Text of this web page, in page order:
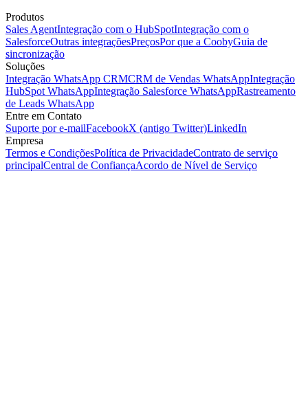
Produtos
Sales AgentIntegração com o HubSpotIntegração com o
SalesforceOutras integraçõesPreçosPor que a CoobyGuia de
sincronização
Soluções
Integração WhatsApp CRMCRM de Vendas WhatsAppIntegração
HubSpot WhatsAppIntegração Salesforce WhatsAppRastreamento
de Leads WhatsApp
Entre em Contato
Suporte por e-mailFacebookX (antigo Twitter)LinkedIn
Empresa
Termos e CondiçõesPolítica de PrivacidadeContrato de serviço
principalCentral de ConfiançaAcordo de Nível de Serviço